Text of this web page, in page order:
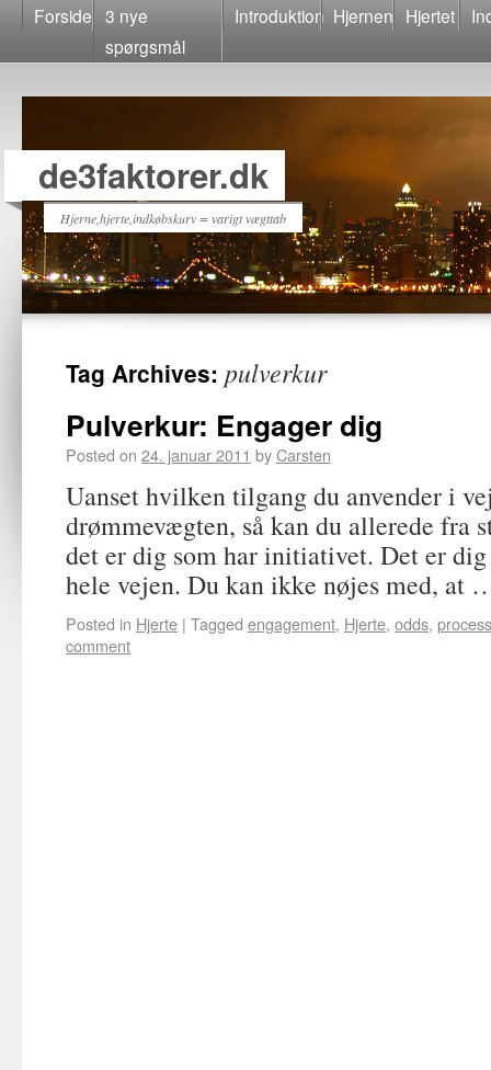
Forside 3 nye
spørgsmål
Introduktion Hjernen Hjertet
de3faktorer.dk
Hjerne,hjerte,indkøbskurv = varigt vægttab
Tag Archives: pulverkur
Pulverkur: Engager dig
Posted on 24. januar 2011 byCarsten
Uanset hvilken tilgang du anvender i
drømmevægten, så kan du allerede fra
det er dig som har initiativet. Det er
hele vejen. Du kan ikke nøjes med, at
Posted in Hjerte | Tagged engagement, Hjerte, odds, process
comment